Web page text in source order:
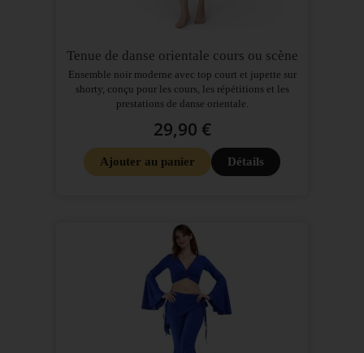
Tenue de danse orientale cours ou scène
Ensemble noir moderne avec top court et jupette sur
shorty, conçu pour les cours, les répétitions et les
prestations de danse orientale.
29,90 €
Ajouter au panier Détails